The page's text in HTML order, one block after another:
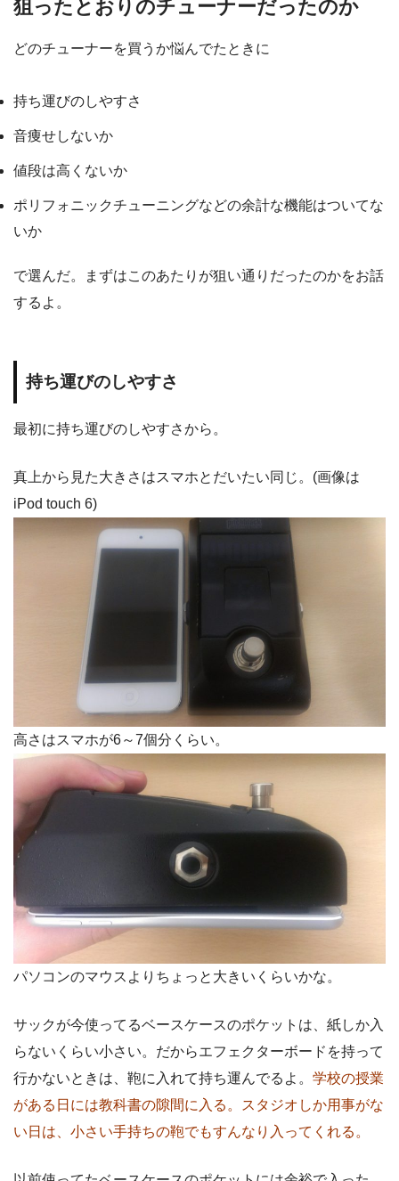
狙ったとおりのチューナーだったのか
どのチューナーを買うか悩んでたときに
持ち運びのしやすさ
音痩せしないか
値段は高くないか
ポリフォニックチューニングなどの余計な機能はついてな
いか
で選んだ。まずはこのあたりが狙い通りだったのかをお話
するよ。
持ち運びのしやすさ
最初に持ち運びのしやすさから。
真上から見た大きさはスマホとだいたい同じ。(画像は
iPod touch 6)
高さはスマホが6～7個分くらい。
パソコンのマウスよりちょっと大きいくらいかな。
サックが今使ってるベースケースのポケットは、紙しか入
らないくらい小さい。だからエフェクターボードを持って
行かないときは、鞄に入れて持ち運んでるよ。 学校の授業
がある日には教科書の隙間に入る。スタジオしか用事がな
い日は、小さい手持ちの鞄でもすんなり入ってくれる。